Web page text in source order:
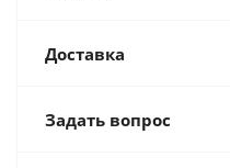
Доставка
Задать вопрос